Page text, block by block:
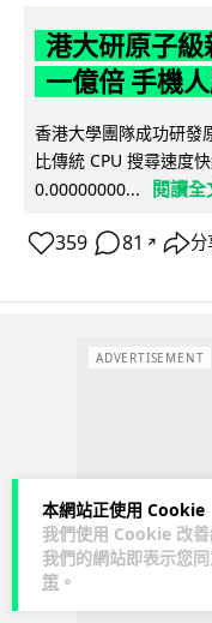
本網站正使用 Cookie
我們使用 Cookie 改
我們的網站即表示您
策 。
港大研原子
一億倍 手機
香港大學團隊成功研發
比傳統 CPU 搜尋速度
0.00000000...
閱讀全
359 81 ↗ 分
ADVERTISEMENT